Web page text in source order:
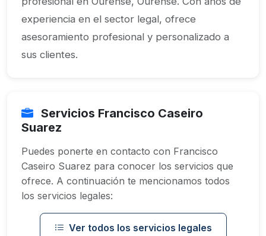
experiencia en el sector legal, ofrece
asesoramiento profesional y personalizado a
sus clientes.
Servicios Francisco Caseiro
Suarez
Puedes ponerte en contacto con Francisco
Caseiro Suarez para conocer los servicios que
ofrece. A continuación te mencionamos todos
los servicios legales:
Ver todos los servicios legales